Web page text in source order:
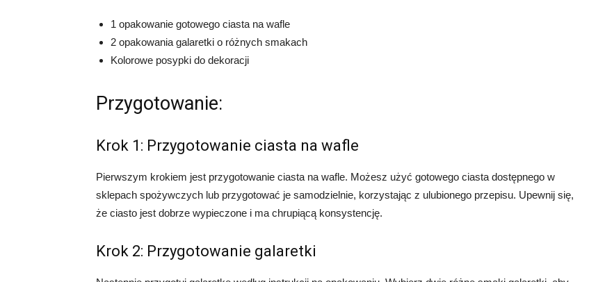
1 opakowanie gotowego ciasta na wafle
2 opakowania galaretki o różnych smakach
Kolorowe posypki do dekoracji
Przygotowanie:
Krok 1: Przygotowanie ciasta na wafle
Pierwszym krokiem jest przygotowanie ciasta na wafle. Możesz użyć gotowego ciasta dostępnego w
sklepach spożywczych lub przygotować je samodzielnie, korzystając z ulubionego przepisu. Upewnij się,
że ciasto jest dobrze wypieczone i ma chrupiącą konsystencję.
Krok 2: Przygotowanie galaretki